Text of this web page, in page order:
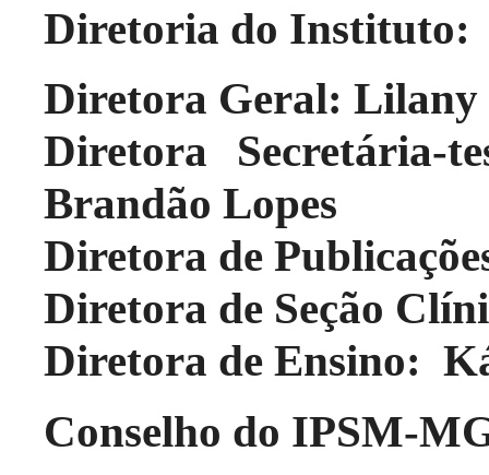
Diretoria do Instituto:
Diretora Geral: Lilany
Diretora Secretária-
Brandão Lopes
Diretora de
Diretora de Seção
Diretora de Ensino:
Conselho do IPSM-